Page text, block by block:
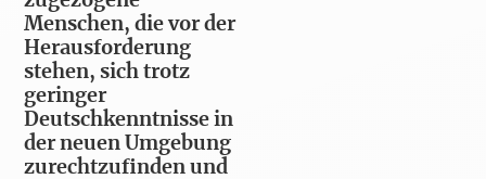
Menschen, die vor der
Herausforderung
stehen, sich trotz
geringer
Deutschkenntnisse in
der neuen Umgebung
zurechtzufinden und